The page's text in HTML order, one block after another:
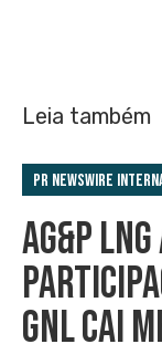
Leia também
PR Newswire
AG&P
GNL CAI